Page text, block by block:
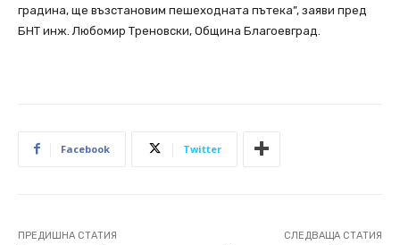
градина, ще възстановим пешеходната пътека”, заяви пред
БНТ инж. Любомир Треновски, Община Благоевград.
Facebook Twitter
ПРЕДИШНА СТАТИЯ СЛЕДВАЩА СТАТИЯ